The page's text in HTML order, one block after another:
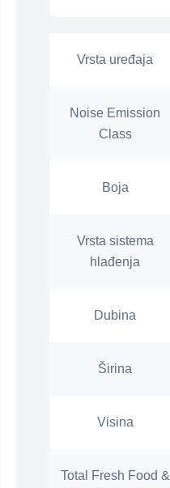
Vrsta uređaja
Noise Emission
Class
Boja
Vrsta sistema
hlađenja
Dubina
Širina
Visina
Total Fresh Food &